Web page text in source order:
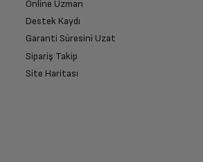
Online Uzman
Destek Kaydı
Garanti Süresini Uzat
Sipariş Takip
Site Haritası